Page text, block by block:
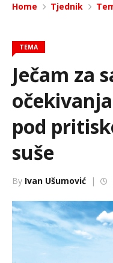
Home Tjednik
TEMA
Ječam za
pod
suše
By Ivan Ušumović |